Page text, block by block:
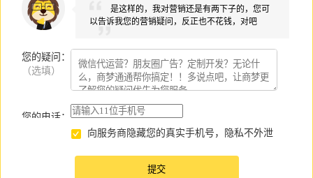
是这样的，我对营销还是有两下子的，您可
以告诉我您的营销疑问，反正也不花钱，对吧
您的疑问
（选填）
：
您的电话：
向服务商隐藏您的真实手机号，隐私不外泄